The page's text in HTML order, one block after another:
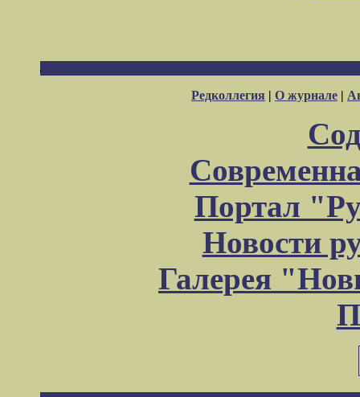
Редколлегия | О журнале |
Портал
Новости
Галерея